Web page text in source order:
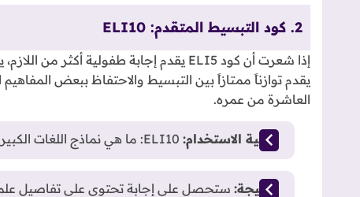
2. كود التبسيط المتقدم: ELI10
إذا شعرت أن كود ELI5 يقدم إجابة طفولية أكثر من اللازم، يمكنك الترقية إلى
يقدم توازناً ممتازاً بين التبسيط والاحتفاظ ببعض
العاشرة من عمره.
كيفية الاستخدام:
النتيجة: ستحصل على إجابة تحتوي على تفاصيل